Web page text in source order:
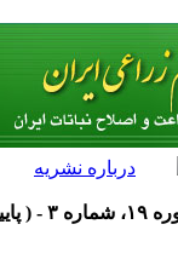
۳ - ( پاییز ۱۳۹۶ )